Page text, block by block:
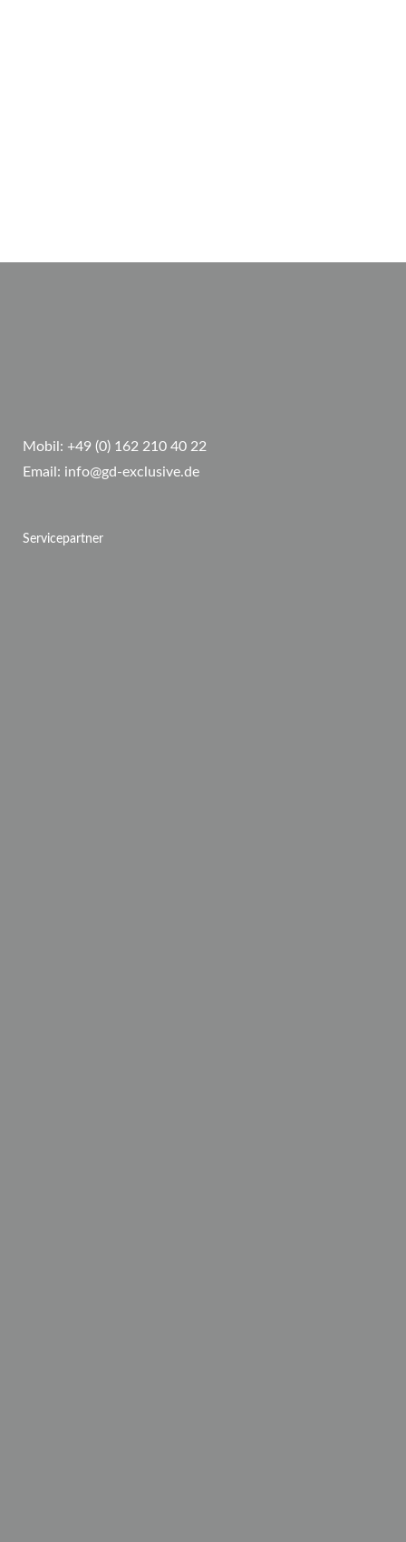
Mobil: +49 (0) 162 210 40 22
Email: info@gd-exclusive.de
Servicepartner